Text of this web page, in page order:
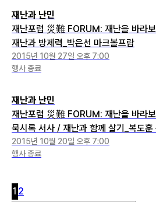
재난과 난민
재난포럼 災難 FORUM: 재난을 바라
재난과 방제력_박은선 마크볼프람
2015년 10월 27일 오후 7:00
행사 종료
재난과 난민
재난포럼 災難 FORUM: 재난을 바라
묵시록 서사 / 재난과 함께 살기_복도훈
2015년 10월 20일 오후 7:00
행사 종료
1 2